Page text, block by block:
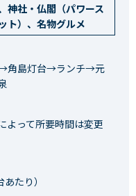
神社・仏閣（パワース
ト） 、 名物グルメ
角島灯台→ランチ→元
って所要時間は変更
たり）